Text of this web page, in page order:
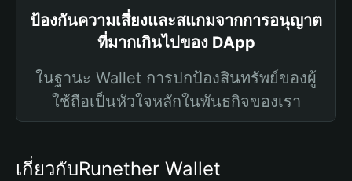
ป้องกันความเสี่ยงและสแกมจากการอนุญาต
ที่มากเกินไปของ DApp
ในฐานะ Wallet การปกป้องสินทรัพย์ของผู้
ใช้ถือเป็นหัวใจหลักในพันธกิจของเรา
เกี่ยวกับRunether Wallet